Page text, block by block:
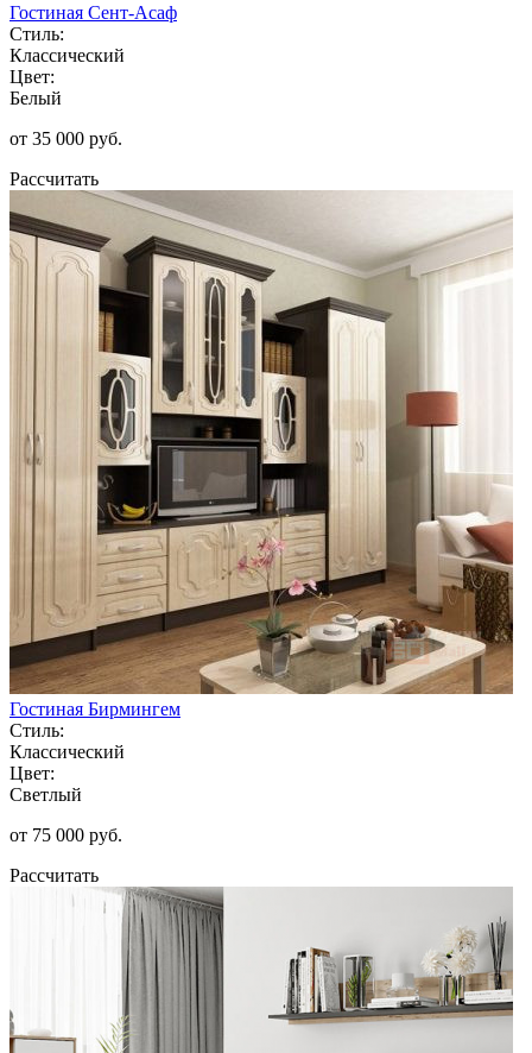
Гостиная Сент-Асаф
Стиль:
Классический
Цвет:
Белый
от 35 000 руб.
Рассчитать
Гостиная Бирмингем
Стиль:
Классический
Цвет:
Светлый
от 75 000 руб.
Рассчитать